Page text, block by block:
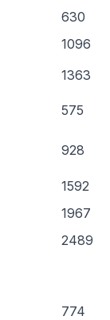
630
1096
1363
575
928
1592
1967
2489
774